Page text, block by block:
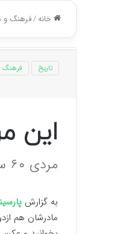
خانه/فرهنگ و
تاریخ فرهنگ
این
مردی ۶۰ سال پیش در حوالی شهریار باعث شکایت دو خواهر از خود شد.
به گزارش